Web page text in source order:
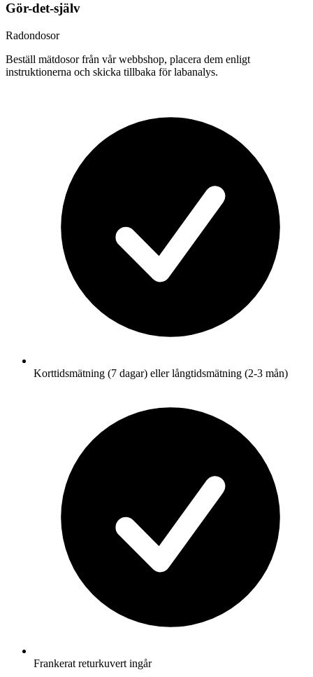
Gör-det-själv
Radondosor
Beställ mätdosor från vår webbshop, placera dem enligt
instruktionerna och skicka tillbaka för labanalys.
Korttidsmätning (7 dagar) eller långtidsmätning (2-3 mån)
Frankerat returkuvert ingår